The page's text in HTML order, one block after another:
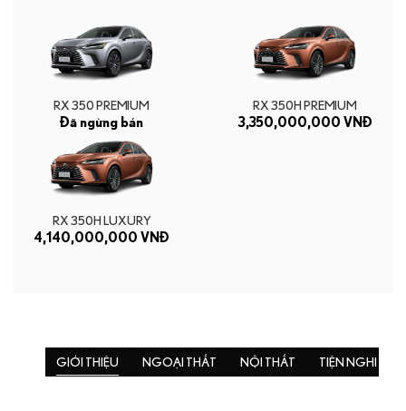
RX 350 PREMIUM
Đã ngừng bán
RX 350H PREMIUM
3,350,000,000 VNĐ
RX 350H LUXURY
4,140,000,000 VNĐ
GIỚI THIỆU NGOẠI THẤT NỘI THẤT TIỆN NGHI